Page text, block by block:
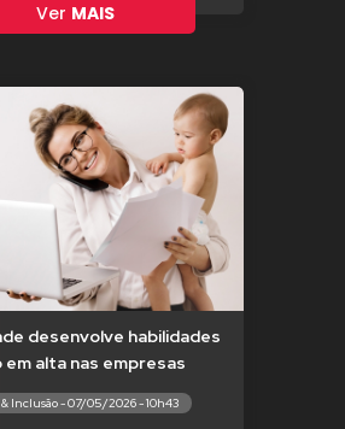
Ver MAIS
desenvolve habilidades
alta nas empresas
Inclusão - 07/05/2026 - 10h43